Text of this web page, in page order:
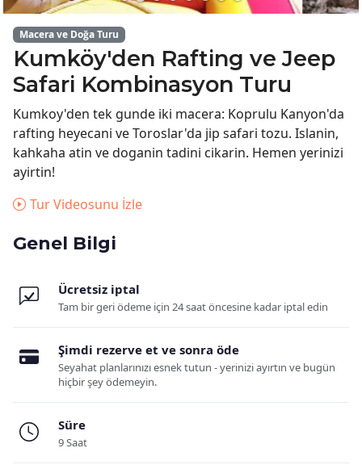
Macera ve Doğa Turu
Kumköy'den Rafting ve Jeep
Safari Kombinasyon Turu
Kumkoy'den tek gunde iki macera: Koprulu Kanyon'da
rafting heyecani ve Toroslar'da jip safari tozu. Islanin,
kahkaha atin ve doganin tadini cikarin. Hemen yerinizi
ayirtin!
Tur Videosunu İzle
Genel Bilgi
Ücretsiz iptal
Tam bir geri ödeme için 24 saat öncesine kadar iptal edin
Şimdi rezerve et ve sonra öde
Seyahat planlarınızı esnek tutun - yerinizi ayırtın ve bugün
hiçbir şey ödemeyin.
Süre
9 Saat